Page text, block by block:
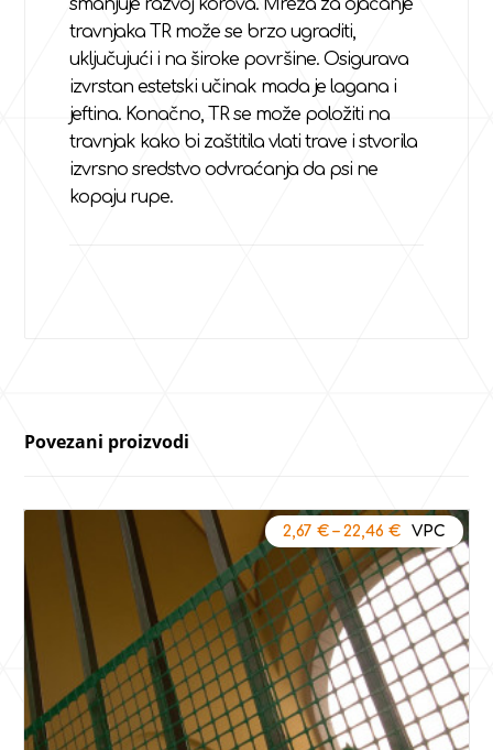
smanjuje razvoj korova. Mreža za ojačanje
travnjaka TR može se brzo ugraditi,
uključujući i na široke površine. Osigurava
izvrstan estetski učinak mada je lagana i
jeftina. Konačno, TR se može položiti na
travnjak kako bi zaštitila vlati trave i stvorila
izvrsno sredstvo odvraćanja da psi ne
kopaju rupe.
Povezani proizvodi
2,67 €– 22,46 €